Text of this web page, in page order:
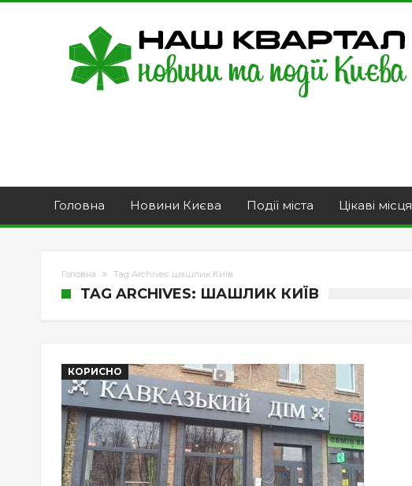
Головна Новини Києва Події міста Цікаві місця
Головна Tag Archives: шашлик Київ
TAG ARCHIVES: ШАШЛИК КИЇВ
КОРИСНО